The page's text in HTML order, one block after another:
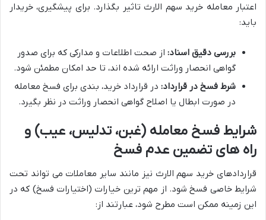
اعتبار معامله خرید سهم الارث تاثیر بگذارد. برای پیشگیری، خریدار
باید:
بررسی دقیق اسناد: از صحت اطلاعات و مدارکی که برای صدور
گواهی انحصار وراثت ارائه شده اند، تا حد امکان مطمئن شود.
شرط فسخ در قرارداد: در قرارداد خرید، بندی برای فسخ معامله
در صورت ابطال یا اصلاح گواهی انحصار وراثت در نظر بگیرد.
شرایط فسخ معامله (غبن، تدلیس، عیب) و
راه های تضمین عدم فسخ
قراردادهای خرید سهم الارث نیز مانند سایر معاملات می تواند تحت
شرایط خاصی فسخ شود. از مهم ترین خیارات (اختیارات فسخ) که در
این زمینه ممکن است مطرح شود، عبارتند از: